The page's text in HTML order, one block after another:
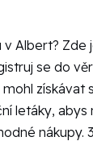
v Albert? Zde
se do
získávat
letáky, abys
nákupy.